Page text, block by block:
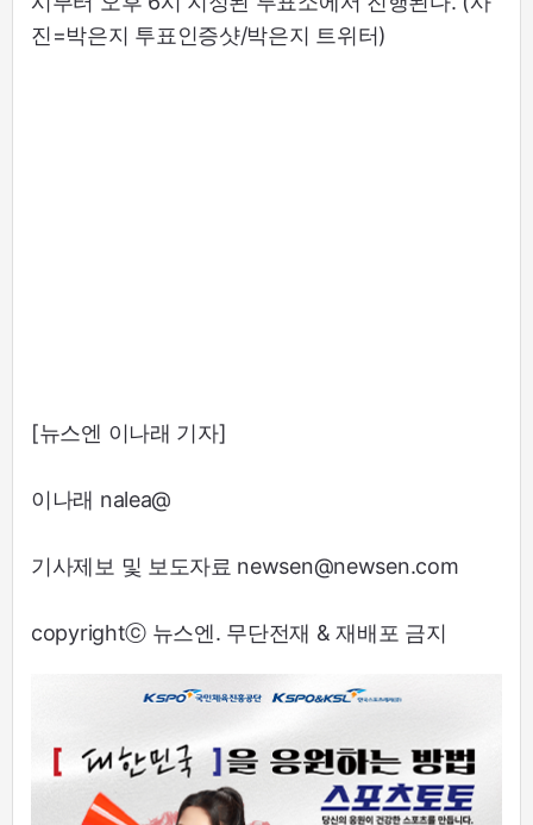
진=박은지 투표인증샷/박은지 트위터)
[뉴스엔 이나래 기자]
이나래 nalea@
기사제보 및 보도자료 newsen@newsen.com
copyrightⓒ 뉴스엔. 무단전재 & 재배포 금지